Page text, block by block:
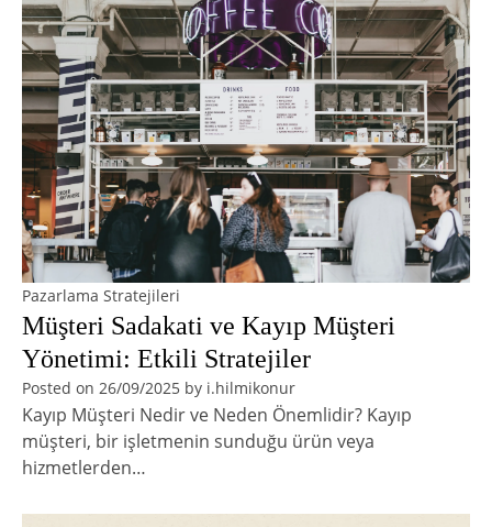
Pazarlama Stratejileri
Müşteri Sadakati ve Kayıp Müşteri
Yönetimi: Etkili Stratejiler
Posted on 26/09/2025 by i.hilmikonur
Kayıp Müşteri Nedir ve Neden Önemlidir? Kayıp
müşteri, bir işletmenin sunduğu ürün veya
hizmetlerden…